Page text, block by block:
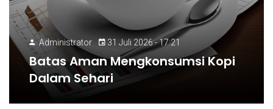
Administrator 31 Juli 2026 - 17:21
Batas Aman Mengkonsumsi Kopi
Dalam Sehari